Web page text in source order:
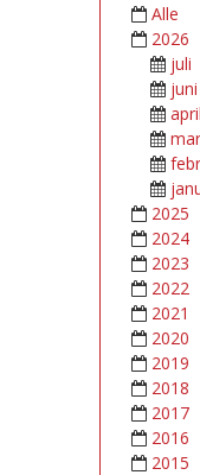
Alle
2026
juli
juni
april
2025
2024
2023
2022
2021
2020
2019
2018
2017
2016
2015